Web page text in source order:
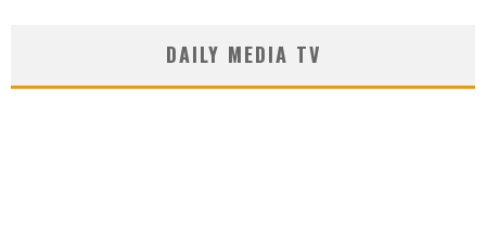
DAILY MEDIA TV